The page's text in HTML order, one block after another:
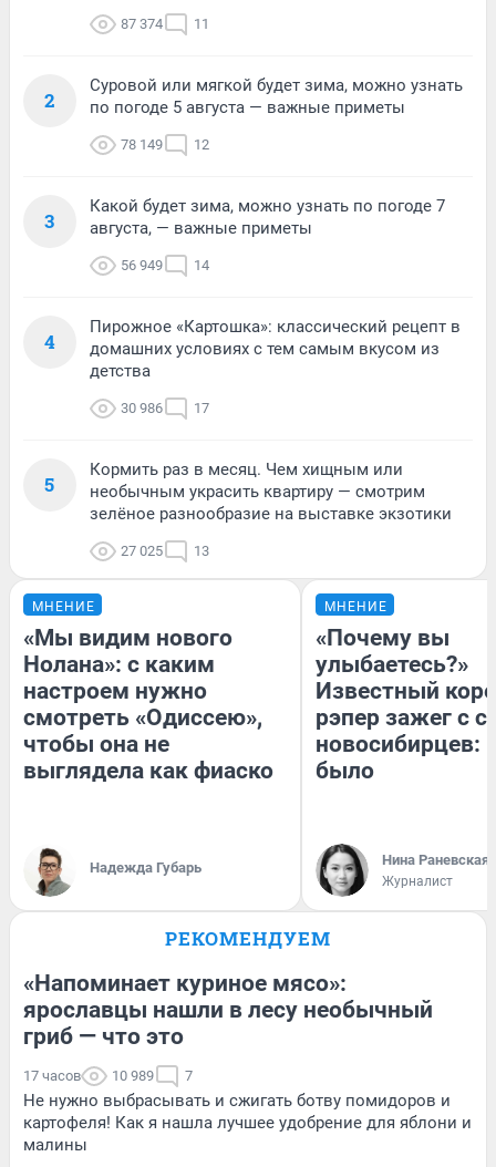
87 374 11
2
Суровой или мягкой будет зима, можно узнать
по погоде 5 августа — важные приметы
78 149 12
3
Какой будет зима, можно узнать по погоде 7
августа, — важные приметы
56 949 14
4
Пирожное «Картошка»: классический рецепт в
домашних условиях с тем самым вкусом из
детства
30 986 17
5
Кормить раз в месяц. Чем хищным или
необычным украсить квартиру — смотрим
зелёное разнообразие на выставке экзотики
27 025 13
МНЕНИЕ
«Мы видим нового
Нолана»: с каким
настроем нужно
смотреть «Одиссею»,
чтобы она не
выглядела как фиаско
Надежда Губарь
МНЕНИЕ
«Почему вы
улыбаетесь?»
Известный
рэпер зажег с
новосибирцев:
было
Нина Раневская
Журналист
РЕКОМЕНДУЕМ
«Напоминает куриное мясо»:
ярославцы нашли в лесу необычный
гриб — что это
17 часов 10 989 7
Не нужно выбрасывать и сжигать ботву помидоров и
картофеля! Как я нашла лучшее удобрение для яблони и
малины